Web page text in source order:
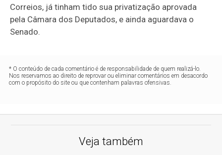
Correios, já tinham tido sua privatização aprovada
pela Câmara dos Deputados, e ainda aguardava o
Senado.
* O conteúdo de cada comentário é de responsabilidade de quem realizá-lo.
Nos reservamos ao direito de reprovar ou eliminar comentários em desacordo
com o propósito do site ou que contenham palavras ofensivas.
Veja também